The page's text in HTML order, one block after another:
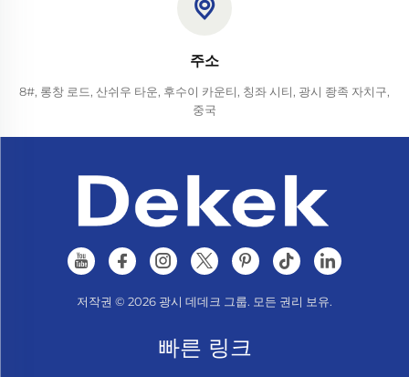
주소
8#, 롱창 로드, 산쉬우 타운, 후수이 카운티, 칭좌 시티, 광시 좡족 자치구,
중국
저작권 © 2026 광시 데데크 그룹. 모든 권리 보유.
빠른 링크